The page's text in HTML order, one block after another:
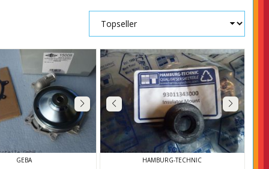
GEBA HAMBURG-TECHNIC